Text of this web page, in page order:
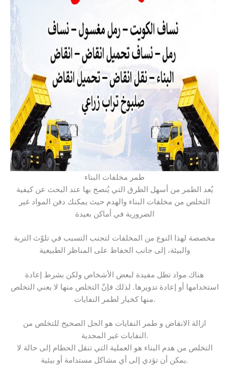
طمر مخلفات البناء
يُعد الطمر من أسهل الطرق التي يُنصح بها عند البحث عن كيفية
التخلص من مخلفات البناء والهدم حيث يمكنك دفن المواد غير
الضرورية في أماكن بعيدة
مخصصة لهذا النوع من المخلفات لتجنب التسبب في تلوّث التربة
والبيئة، إلى جانب الحفاظ على المناظر الطبيعية
هناك مواد تظل مفيدة لبعض الأشخاص ولكن بشرط إعادة
استخدامها أو إعادة تدويرها. لذلك فإنّ التخلص منها لا يعني التخلص
منها كخيار لطمر النفايات.
ازالة الانقاض و طمر النفايات هو الحل الصحيح للتخلص من
النفايات غير المجدية.
التخلص من هدم البناء هو العملية التي تنقل الحطام إلى حالة لا
يمكن أن تؤدي إلى أي مشاكل مستدامة أو بيئية.